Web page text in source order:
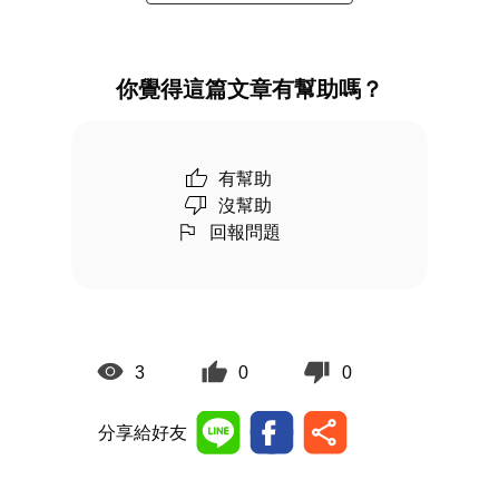
你覺得這篇文章有幫助嗎？
有幫助
沒幫助
回報問題
3 0 0
分享給好友